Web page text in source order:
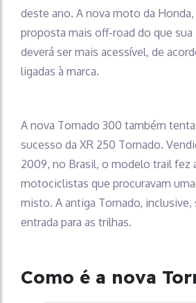
deste ano. A nova moto da
proposta mais off-road do que sua
deverá ser mais acessível, de
ligadas à marca.
A nova Tornado 300 também
sucesso da XR 250 Tornado.
2009, no Brasil, o modelo trail fez
motociclistas que procuravam
misto. A antiga Tornado, inclusive,
entrada para as trilhas.
Como é a nova